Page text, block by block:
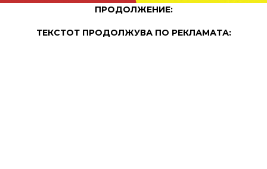
ПРОДОЛЖЕНИЕ:
ТЕКСТОТ ПРОДОЛЖУВА ПО РЕКЛАМАТА: